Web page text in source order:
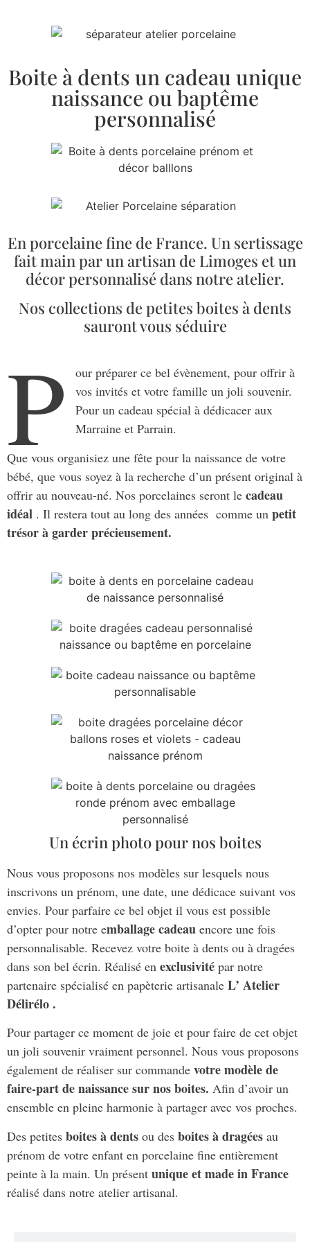
Boite à dents un cadeau unique
naissance ou baptême
personnalisé
En porcelaine fine de France. Un sertissage
fait main par un artisan de Limoges et un
décor personnalisé dans notre atelier.
Nos collections de petites boites à dents
sauront vous séduire
P
our préparer ce bel évènement, pour offrir à
vos invités et votre famille un joli souvenir.
Pour un cadeau spécial à dédicacer aux
Marraine et Parrain.
Que vous organisiez une fête pour la naissance de votre
bébé, que vous soyez à la recherche d’un présent original à
offrir au nouveau-né. Nos porcelaines seront le cadeau
idéal . Il restera tout au long des années comme un petit
trésor à garder précieusement.
Un écrin photo pour nos boites
Nous vous proposons nos modèles sur lesquels nous
inscrivons un prénom, une date, une dédicace suivant vos
envies. Pour parfaire ce bel objet il vous est possible
d’opter pour notre emballage cadeau encore une fois
personnalisable. Recevez votre boite à dents ou à dragées
dans son bel écrin. Réalisé en exclusivité par notre
partenaire spécialisé en papèterie artisanale L’ Atelier
Délirélo .
Pour partager ce moment de joie et pour faire de cet objet
un joli souvenir vraiment personnel. Nous vous proposons
également de réaliser sur commande votre modèlede
faire-part de naissance sur nos boites. Afin d’avoir un
ensemble en pleine harmonie à partager avec vos proches.
Des petites boites à dents ou des boites à dragées au
prénom de votre enfant en porcelaine fine entièrement
peinte à la main. Un présent unique et made in France
réalisé dans notre atelier artisanal.